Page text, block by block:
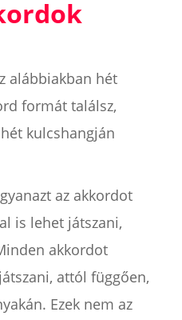
alábbiakban hét
formát találsz,
kulcshangján
az akkordot
is lehet játszani,
akkordot
attól függően,
Ezek nem az